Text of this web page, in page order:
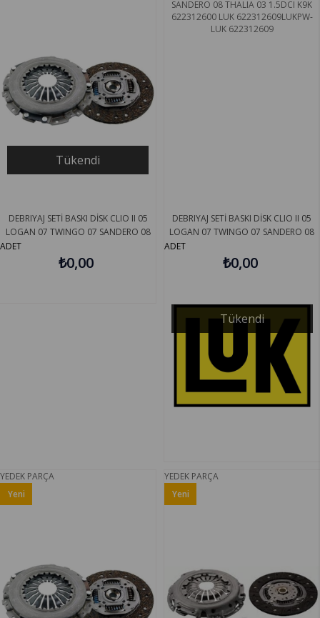
Tükendi
DEBRIYAJ SETİ BASKI DİSK CLIO II 05
LOGAN 07 TWINGO 07 SANDERO 08
7701478799
ADET
₺0,00
Tükendi
DEBRIYAJ SETİ BASKI DİSK CLIO II 05
LOGAN 07 TWINGO 07 SANDERO 08
THALIA 03 1.5DCI K9K 622312600 LUK
622312609
ADET
₺0,00
Ürün
YEDEK PARÇA
Yeni
YEDEK PARÇA
Yeni